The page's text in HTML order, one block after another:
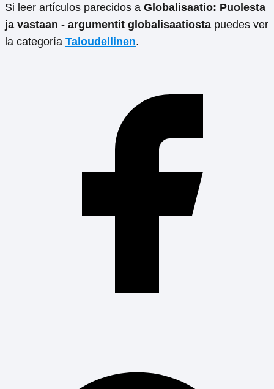
Si leer artículos parecidos a Globalisaatio: Puolesta
ja vastaan - argumentit globalisaatiosta puedes ver
la categoría Taloudellinen.